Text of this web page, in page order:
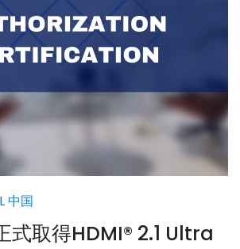
中国
式取得HDMI® 2.1 Ultra